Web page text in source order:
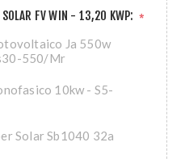
SOLAR FV WIN - 13,20 KWP: *
Ja 550w
550/Mr
10kw - S5-
Solar Sb1040 32a